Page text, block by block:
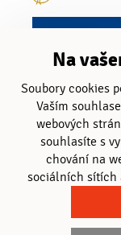
Na
Soubory cookies
Vaším
webových
souhlasíte s
chování na
sociálních sítích